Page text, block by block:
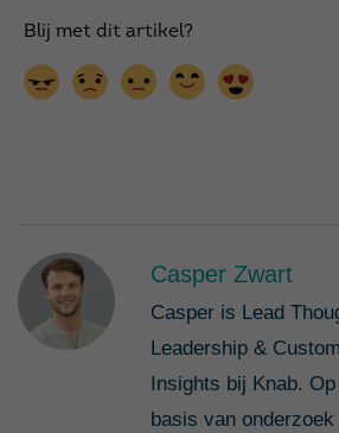
Casper Zwart
Casper is Lead
Leadership &
Insights bij Knab. Op
basis van onderzoek